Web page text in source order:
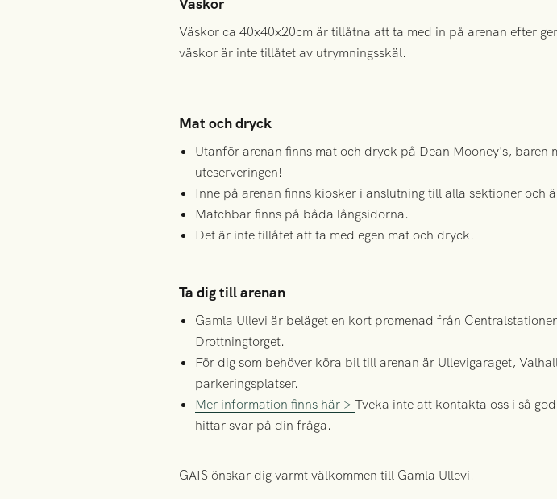
Väskor ca 40x40x20cm är tillåtna att ta med in på arenan efter
väskor är inte tillåtet av utrymningsskäl.
Mat och dryck
Utanför arenan finns mat och dryck på Dean Mooney's,
uteserveringen!
Inne på arenan finns kiosker i anslutning till alla sektioner och
Matchbar finns på båda långsidorna.
Det är inte tillåtet att ta med egen mat och dryck.
Ta dig till arenan
Gamla Ullevi är beläget en kort promenad från
Drottningtorget.
För dig som behöver köra bil till arenan är Ullevigaraget,
parkeringsplatser.
Mer information finns här > Tveka inte att kontakta oss i så
hittar svar på din fråga.
GAIS önskar dig varmt välkommen till Gamla Ullevi!